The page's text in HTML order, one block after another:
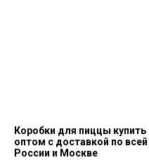
Коробки для пиццы купить
оптом с доставкой по всей
России и Москве